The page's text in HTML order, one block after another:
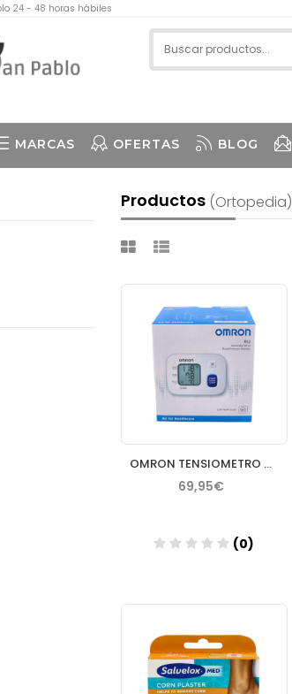
24 - 48 horas hábiles
MARCAS OFERTAS BLOG
Productos (ortopedia)
OMRON TENSIOMETRO MUÑECA RS2
69,95€
(0)